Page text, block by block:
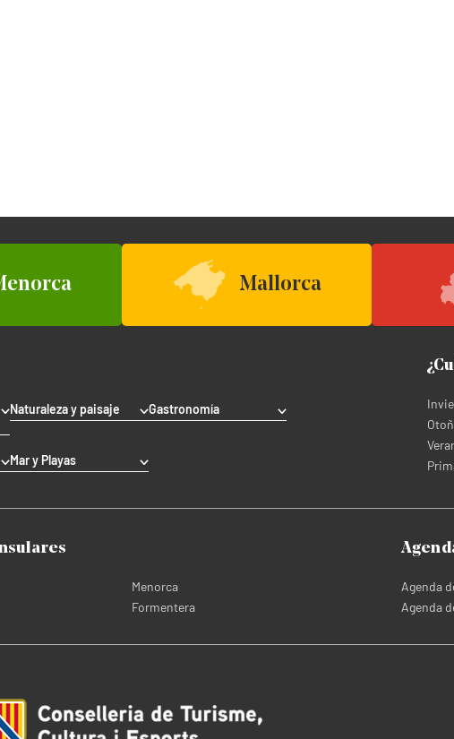
Mallorca
Naturaleza y paisaje Gastronomía
Mar y Playas
Menorca
Formentera
Agenda
Agenda